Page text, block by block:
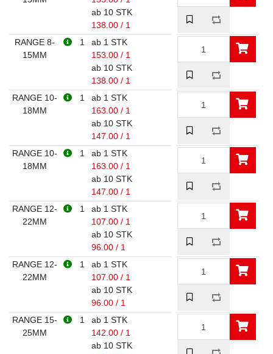
ab 10 STK
138.00 / 1
RANGE 8-
15MM
1
ab 1 STK
153.00 / 1
ab 10 STK
138.00 / 1
RANGE 10-
18MM
1
ab 1 STK
163.00 / 1
ab 10 STK
147.00 / 1
RANGE 10-
18MM
1
ab 1 STK
163.00 / 1
ab 10 STK
147.00 / 1
RANGE 12-
22MM
1
ab 1 STK
107.00 / 1
ab 10 STK
96.00 / 1
RANGE 12-
22MM
1
ab 1 STK
107.00 / 1
ab 10 STK
96.00 / 1
RANGE 15-
25MM
1
ab 1 STK
142.00 / 1
ab 10 STK